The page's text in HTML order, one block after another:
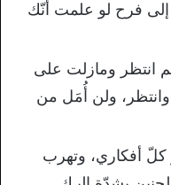
فرح لو علمت أنّك
انتظر ومازلت على
ولن أُمَل من
أفكاري، وتهرب